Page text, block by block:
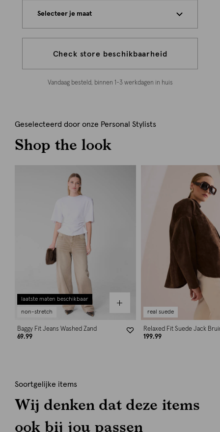
Selecteer je maat
Check store beschikbaarheid
Vandaag besteld, binnen 1-3 werkdagen in huis
Geselecteerd door onze Personal Stylists
Shop the look
laatste maten beschikbaar
non-stretch
Baggy Fit Jeans Washed Zand
69.99
real suede
Relaxed Fit Suede Jack
199.99
Soortgelijke items
Wij denken dat deze items
ook bij jou passen